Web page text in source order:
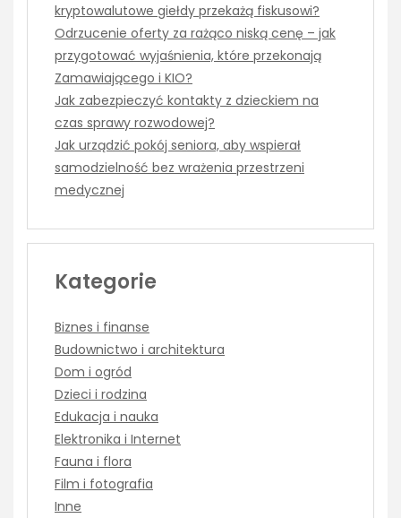
kryptowalutowe giełdy przekażą fiskusowi?
Odrzucenie oferty za rażąco niską cenę – jak
przygotować wyjaśnienia, które przekonają
Zamawiającego i KIO?
Jak zabezpieczyć kontakty z dzieckiem na
czas sprawy rozwodowej?
Jak urządzić pokój seniora, aby wspierał
samodzielność bez wrażenia przestrzeni
medycznej
Kategorie
Biznes i finanse
Budownictwo i architektura
Dom i ogród
Dzieci i rodzina
Edukacja i nauka
Elektronika i Internet
Fauna i flora
Film i fotografia
Inne